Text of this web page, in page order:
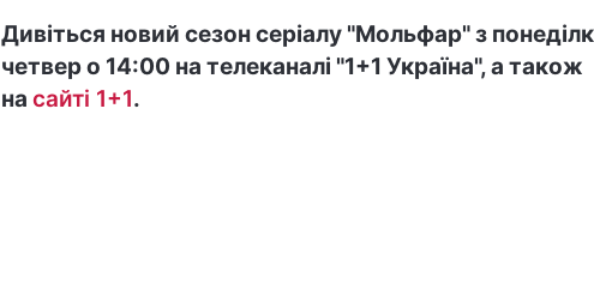
Дивіться новий сезон серіалу "Мольфар" з
четвер о 14:00 на телеканалі "1+1 Україна", а також
на сайті 1+1.